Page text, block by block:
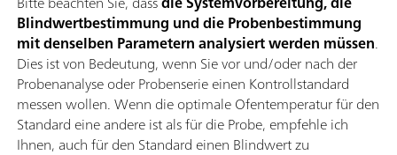
Blindwertbestimmung und die Probenbestimmung
mit denselben Parametern analysiert werden müssen.
Dies ist von Bedeutung, wenn Sie vor und/oder nach der
Probenanalyse oder Probenserie einen Kontrollstandard
messen wollen. Wenn die optimale Ofentemperatur für den
Standard eine andere ist als für die Probe, empfehle ich
Ihnen, auch für den Standard einen Blindwert zu